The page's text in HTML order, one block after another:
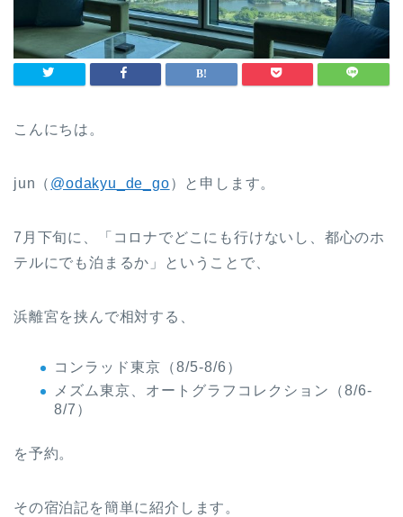
こんにちは。
jun（ @odakyu_de_go）と申します。
7月下旬に、「コロナでどこにも行けないし、都心のホ
テルにでも泊まるか」ということで、
浜離宮を挟んで相対する、
コンラッド東京（8/5-8/6）
メズム東京、オートグラフコレクション（8/6-
8/7）
を予約。
その宿泊記を簡単に紹介します。